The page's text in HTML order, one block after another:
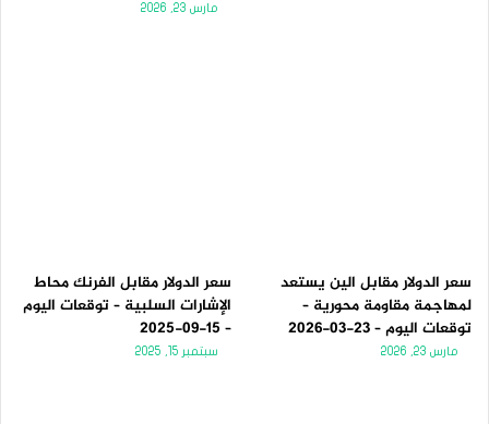
مارس 23, 2026
سعر الدولار مقابل الين يستعد
لمهاجمة مقاومة محورية –
توقعات اليوم – 23-03-2026
مارس 23, 2026
سعر الدولار مقابل الفرنك محاط
الإشارات السلبية – توقعات اليوم
– 15-09-2025
سبتمبر 15, 2025